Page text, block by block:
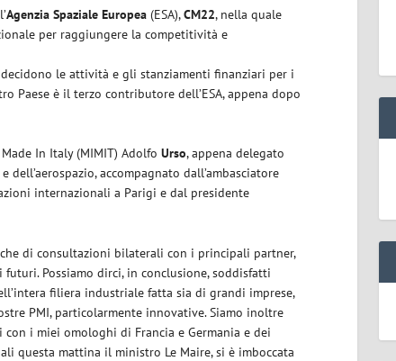
Agenzia Spaziale Europea (ESA),CM22, nella quale
per raggiungere la competitività e
le attività e gli stanziamenti finanziari per i
Paese è il terzo contributore dell’ESA, appena dopo
In Italy (MIMIT) AdolfoUrso, appena delegato
accompagnato dall’ambasciatore
internazionali a Parigi e dal presidente
di consultazioni bilaterali con i principali partner,
Possiamo dirci, in conclusione, soddisfatti
filiera industriale fatta sia di grandi imprese,
PMI, particolarmente innovative. Siamo inoltre
i miei omologhi di Francia e Germania e dei
questa mattina il ministro Le Maire, si è imboccata